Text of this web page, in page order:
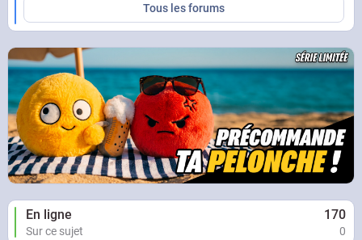
Tous les forums
En ligne 170
Sur ce sujet 0